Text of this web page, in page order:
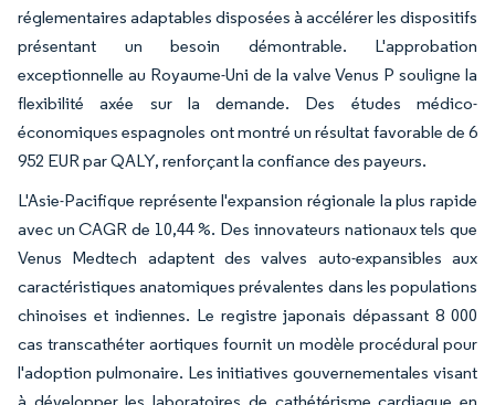
réglementaires adaptables disposées à accélérer les dispositifs
présentant un besoin démontrable. L'approbation
exceptionnelle au Royaume-Uni de la valve Venus P souligne la
flexibilité axée sur la demande. Des études médico-
économiques espagnoles ont montré un résultat favorable de 6
952 EUR par QALY, renforçant la confiance des payeurs.
L'Asie-Pacifique représente l'expansion régionale la plus rapide
avec un CAGR de 10,44 %. Des innovateurs nationaux tels que
Venus Medtech adaptent des valves auto-expansibles aux
caractéristiques anatomiques prévalentes dans les populations
chinoises et indiennes. Le registre japonais dépassant 8 000
cas transcathéter aortiques fournit un modèle procédural pour
l'adoption pulmonaire. Les initiatives gouvernementales visant